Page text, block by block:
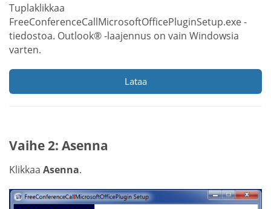
Tuplaklikkaa
FreeConferenceCallMicrosoftOfficePluginSetup.exe -
tiedostoa. Outlook® -laajennus on vain Windowsia
varten.
Lataa
Vaihe 2: Asenna
Klikkaa Asenna.